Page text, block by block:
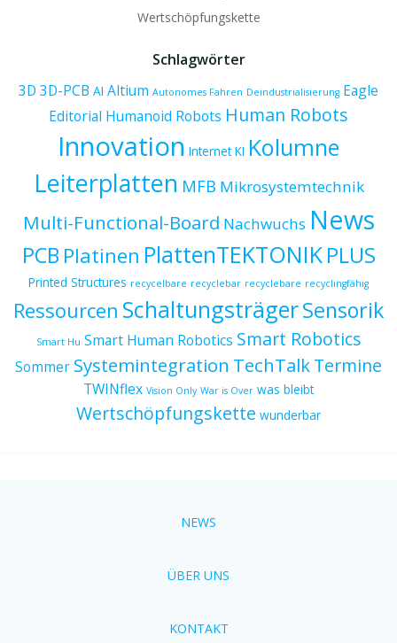
Wertschöpfungskette
Schlagwörter
3D 3D-PCB AI Altium Autonomes Fahren Deindustrialisierung Eagle
Editorial Humanoid Robots Human Robots
Innovation Internet KI Kolumne
Leiterplatten MFB Mikrosystemtechnik
Multi-Functional-Board Nachwuchs News
PCB Platinen PlattenTEKTONIK PLUS
Printed Structures recycelbare recyclebar recyclebare recyclingfähig
Ressourcen SchaltungsträgerSensorik
Smart Hu Smart Human Robotics Smart Robotics
Sommer Systemintegration TechTalkTermine
TWINflex Vision Only War is Over was bleibt
Wertschöpfungskette wunderbar
NEWS
ÜBER UNS
KONTAKT